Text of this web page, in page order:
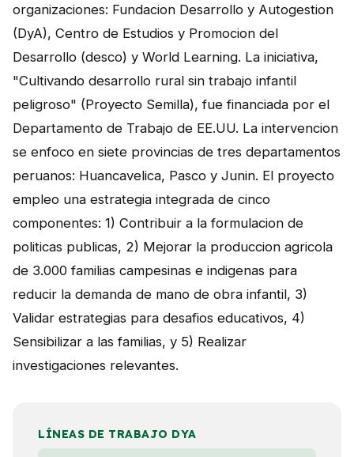
organizaciones: Fundacion Desarrollo y Autogestion
(DyA), Centro de Estudios y Promocion del
Desarrollo (desco) y World Learning. La iniciativa,
"Cultivando desarrollo rural sin trabajo infantil
peligroso" (Proyecto Semilla), fue financiada por el
Departamento de Trabajo de EE.UU. La intervencion
se enfoco en siete provincias de tres departamentos
peruanos: Huancavelica, Pasco y Junin. El proyecto
empleo una estrategia integrada de cinco
componentes: 1) Contribuir a la formulacion de
politicas publicas, 2) Mejorar la produccion agricola
de 3.000 familias campesinas e indigenas para
reducir la demanda de mano de obra infantil, 3)
Validar estrategias para desafios educativos, 4)
Sensibilizar a las familias, y 5) Realizar
investigaciones relevantes.
LÍNEAS DE TRABAJO DYA